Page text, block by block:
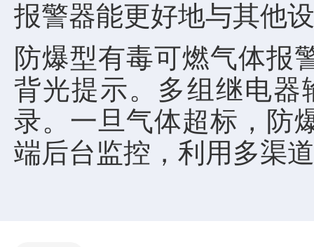
报警器能更好地与其他
防爆型有毒可燃气体报
背光提示。多组继电
录。一旦气体超标，防
端后台监控，利用多渠